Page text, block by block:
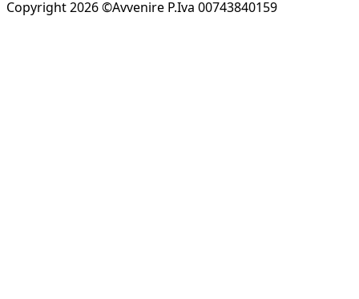
Copyright 2026 ©Avvenire P.Iva 00743840159